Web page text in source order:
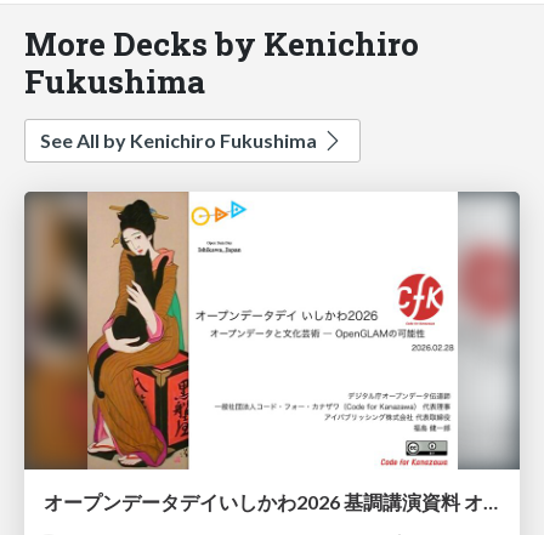
More Decks by Kenichiro
Fukushima
See All by Kenichiro Fukushima
オープンデータデイいしかわ2026 基調講演資料 オープンデータと文化芸術 - OpenGLAMの可能性